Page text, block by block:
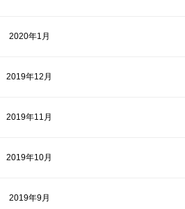
2020年1月
2019年12月
2019年11月
2019年10月
2019年9月